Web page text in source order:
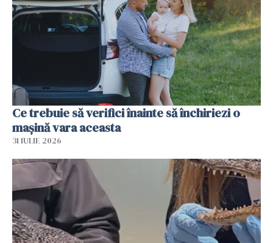
Ce trebuie să verifici înainte să închiriezi o
mașină vara aceasta
31 IULIE 2026